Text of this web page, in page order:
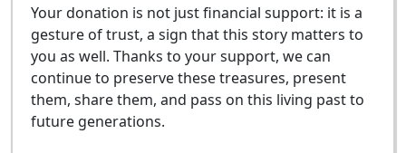
Your donation is not just financial support: it is a
gesture of trust, a sign that this story matters to
you as well. Thanks to your support, we can
continue to preserve these treasures, present
them, share them, and pass on this living past to
future generations.